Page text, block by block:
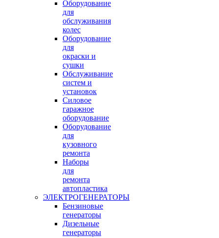
Оборудование
для
обслуживания
колес
Оборудование
для
окраски и
сушки
Обслуживание
систем и
установок
Силовое
гаражное
оборудование
Оборудование
для
кузовного
ремонта
Наборы
для
ремонта
автопластика
ЭЛЕКТРОГЕНЕРАТОРЫ
Бензиновые
генераторы
Дизельные
генераторы